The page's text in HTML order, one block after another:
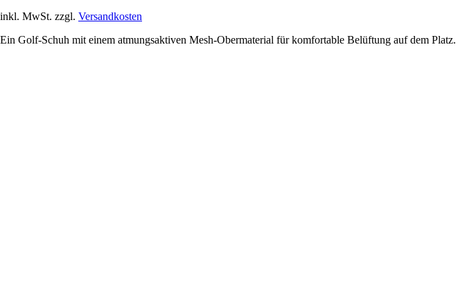
inkl. MwSt. zzgl. Versandkosten
Ein Golf-Schuh mit einem atmungsaktiven Mesh-Obermaterial für komfortable Belüftung auf dem Platz.